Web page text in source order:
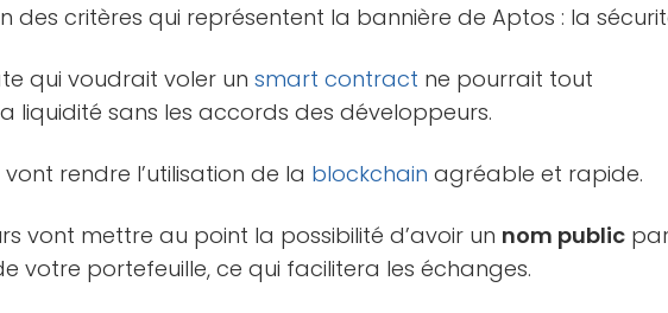
des critères qui représentent la bannière de Aptos : la
qui voudrait voler unsmart contract ne pourrait tout
liquidité sans les accords des développeurs.
rendre l’utilisation de la blockchain agréable et rapide.
vont mettre au point la possibilité d’avoir un nom public
votre portefeuille, ce qui facilitera les échanges.